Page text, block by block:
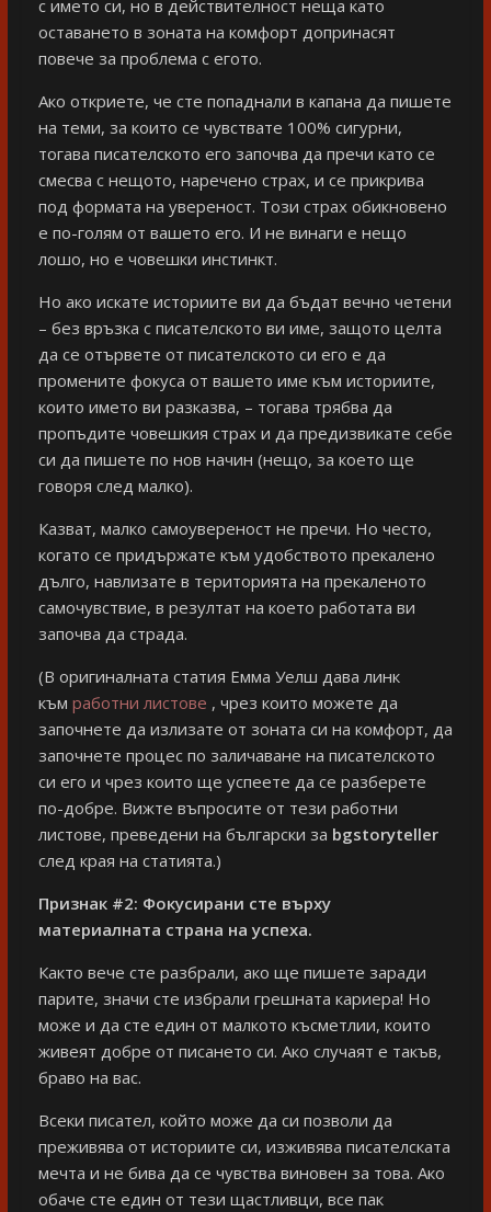
с името си, но в действителност неща като
оставането в зоната на комфорт допринасят
повече за проблема с егото.
Ако откриете, че сте попаднали в капана да пишете
на теми, за които се чувствате 100% сигурни,
тогава писателското его започва да пречи като се
смесва с нещото, наречено страх, и се прикрива
под формата на увереност. Този страх обикновено
е по-голям от вашето его. И не винаги е нещо
лошо, но е човешки инстинкт.
Но ако искате историите ви да бъдат вечно четени
– без връзка с писателското ви име, защото целта
да се отървете от писателското си его е да
промените фокуса от вашето име към историите,
които името ви разказва, – тогава трябва да
пропъдите човешкия страх и да предизвикате себе
си да пишете по нов начин (нещо, за което ще
говоря след малко).
Казват, малко самоувереност не пречи. Но често,
когато се придържате към удобството прекалено
дълго, навлизате в територията на прекаленото
самочувствие, в резултат на което работата ви
започва да страда.
(В оригиналната статия Емма Уелш дава линк
към работни листове , чрез които можете да
започнете да излизате от зоната си на комфорт, да
започнете процес по заличаване на писателското
си его и чрез които ще успеете да се разберете
по-добре. Вижте въпросите от тези работни
листове, преведени на български за bgstoryteller
след края на статията.)
Признак #2: Фокусирани сте върху
материалната страна на успеха.
Както вече сте разбрали, ако ще пишете заради
парите, значи сте избрали грешната кариера! Но
може и да сте един от малкото късметлии, които
живеят добре от писането си. Ако случаят е такъв,
браво на вас.
Всеки писател, който може да си позволи да
преживява от историите си, изживява писателската
мечта и не бива да се чувства виновен за това. Ако
обаче сте един от тези щастливци, все пак